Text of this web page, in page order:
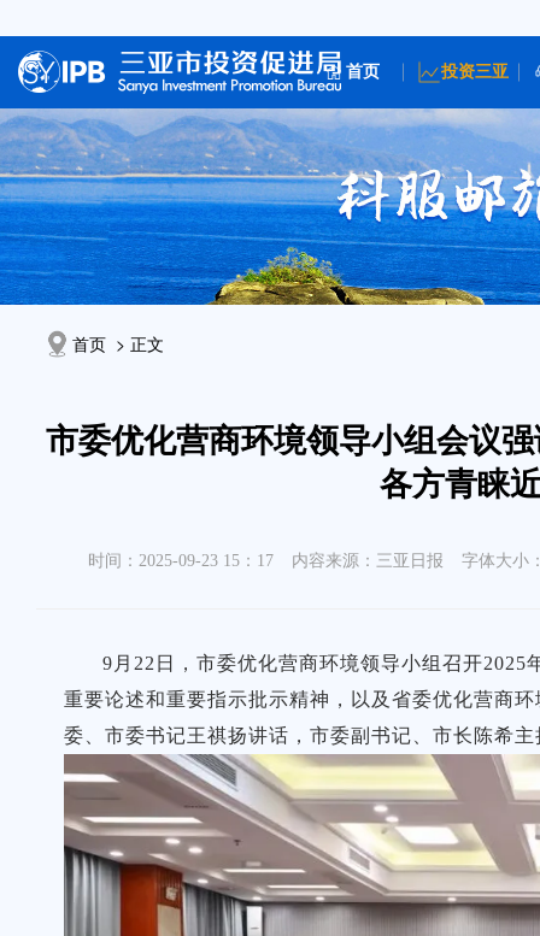
首页 投资三亚
首页 > 正文
市委优化营商环境领导小组会议
各方青睐
时间：2025-09-23 15：17 内容来源：三亚日报 字体大小
9月22日，市委优化营商环境领导小组召开
重要论述和重要指示批示精神，以及省委优化营商
委、市委书记王祺扬讲话，市委副书记、市长陈希